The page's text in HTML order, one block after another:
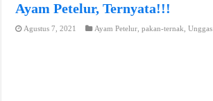
Ayam Petelur, Ternyata!!!
Agustus 7, 2021 Ayam Petelur,pakan-ternak,Unggas